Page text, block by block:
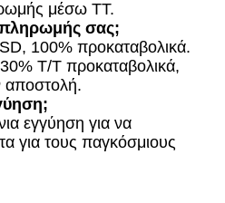
μέσω TT.
πληρωμής σας;
100% προκαταβολικά.
T/T προκαταβολικά,
αποστολή.
εγγύηση για να
για τους παγκόσμιους